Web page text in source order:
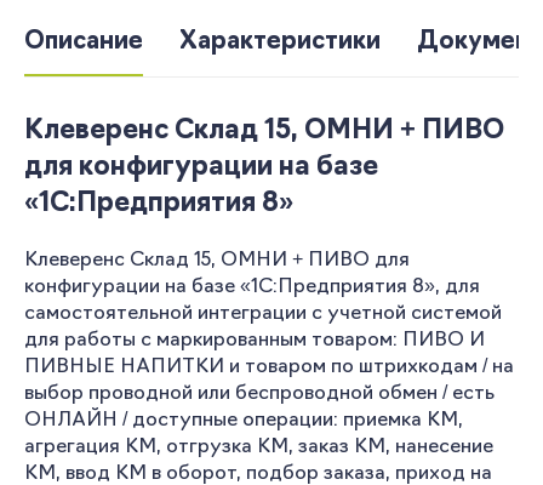
Описание Характеристики
Клеверенс Склад 15, ОМНИ + ПИВО
для конфигурации на базе
«1С:Предприятия 8»
Клеверенс Склад 15, ОМНИ + ПИВО для
конфигурации на базе «1С:Предприятия 8», для
самостоятельной интеграции с учетной системой
для работы с маркированным товаром: ПИВО И
ПИВНЫЕ НАПИТКИ и товаром по штрихкодам / на
выбор проводной или беспроводной обмен / есть
ОНЛАЙН / доступные операции: приемка КМ,
агрегация КМ, отгрузка КМ, заказ КМ, нанесение
КМ, ввод КМ в оборот, подбор заказа, приход на